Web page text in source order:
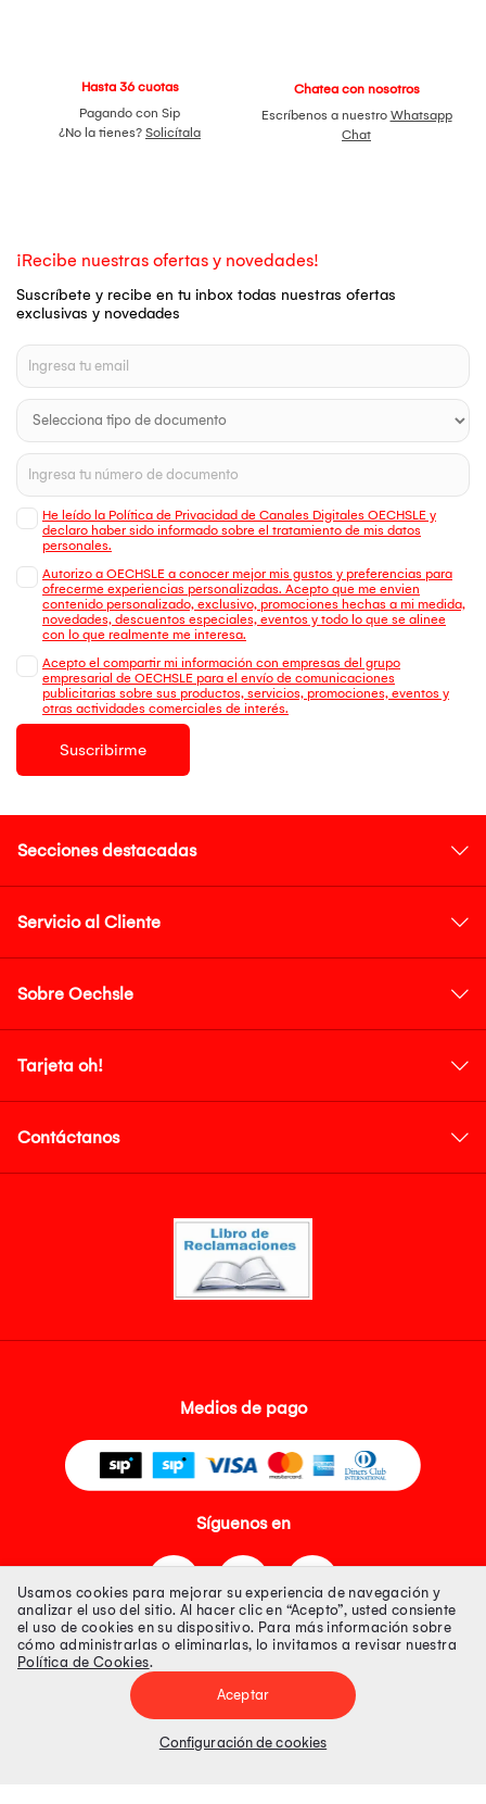
Hasta 36 cuotas
Pagando con Sip
¿No la tienes? Solicítala
Chatea con nosotros
Escríbenos a nuestro Whatsapp
Chat
¡Recibe nuestras ofertas y novedades!
Suscríbete y recibe en tu inbox todas nuestras ofertas
exclusivas y novedades
He leído la Política de Privacidad de Canales Digitales OECHSLE y
declaro haber sido informado sobre el tratamiento de mis datos
personales.
Autorizo a OECHSLE a conocer mejor mis gustos y preferencias para
ofrecerme experiencias personalizadas. Acepto que me envien
contenido personalizado, exclusivo, promociones hechas a mi medida,
novedades, descuentos especiales, eventos y todo lo que se alinee
con lo que realmente me interesa.
Acepto el compartir mi información con empresas del grupo
empresarial de OECHSLE para el envío de comunicaciones
publicitarias sobre sus productos, servicios, promociones, eventos y
otras actividades comerciales de interés.
Suscribirme
Secciones destacadas
Servicio al Cliente
Sobre Oechsle
Tarjeta oh!
Contáctanos
Medios de pago
Síguenos en
Tienda 100% Segura
Tiendas Peruanas S.A. R.U.C. Nº 20493020618. Todos los derechos
Precios disponibles solo en www.oechsle.pe. Precios online publicados
Usamos cookies para mejorar su experiencia de navegación y
analizar el uso del sitio. Al hacer clic en “Acepto”, usted consiente
el uso de cookies en su dispositivo. Para más información sobre
cómo administrarlas o eliminarlas, lo invitamos a revisar nuestra
Política de Cookies.
Aceptar
Configuración de cookies